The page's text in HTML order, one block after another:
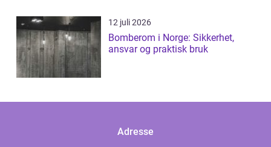
12 juli 2026
Bomberom i Norge: Sikkerhet,
ansvar og praktisk bruk
Adresse